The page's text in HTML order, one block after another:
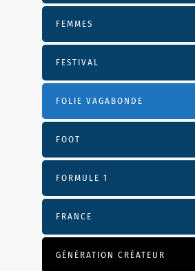
FEMMES
FESTIVAL
FOLIE VAGABONDE
FOOT
FORMULE 1
FRANCE
GÉNÉRATION CRÉATEUR